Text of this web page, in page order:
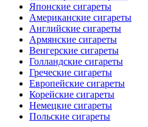
Японские сигареты
Американские сигареты
Английские сигареты
Армянские сигареты
Венгерские сигареты
Голландские сигареты
Греческие сигареты
Европейские сигареты
Корейские сигареты
Немецкие сигареты
Польские сигареты